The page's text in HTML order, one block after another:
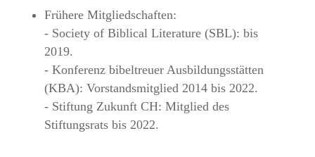
Frühere Mitgliedschaften:
- Society of Biblical Literature (SBL): bis
2019.
- Konferenz bibeltreuer Ausbildungsstätten
(KBA): Vorstandsmitglied 2014 bis 2022.
- Stiftung Zukunft CH: Mitglied des
Stiftungsrats bis 2022.